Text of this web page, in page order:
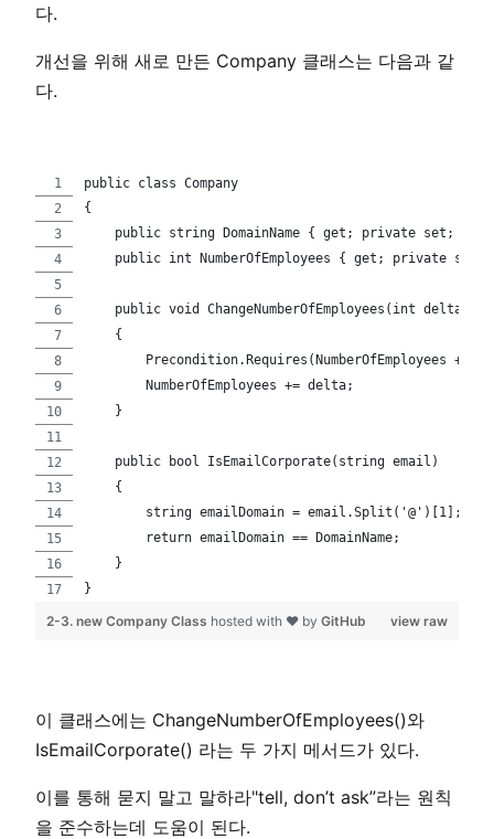
다.
개선을 위해 새로 만든 Company 클래스는 다음과 같
다.
public class Company
{
    public string DomainName { get; private set; }
public int NumberOfEmployees { get; private set;
    public void ChangeNumberOfEmployees(int delta)
    {
Precondition.Requires(NumberOfEmployees +
        NumberOfEmployees += delta;
    }
    public bool IsEmailCorporate(string email)
    {
        string emailDomain = email.Split('@')[1];
        return emailDomain == DomainName;
    }
}
view raw
2-3. new Company Class hosted with ❤ by GitHub
이 클래스에는 ChangeNumberOfEmployees()와
IsEmailCorporate() 라는 두 가지 메서드가 있다.
이를 통해 묻지 말고 말하라"tell, don’t ask”라는 원칙
을 준수하는데 도움이 된다.